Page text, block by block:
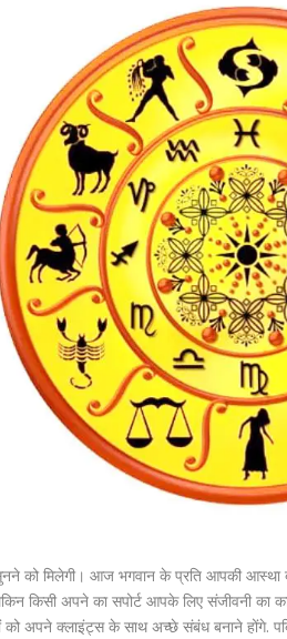
को मिलेगी। आज भगवान के प्रति आपकी आस्था
किसी अपने का सपोर्ट आपके लिए संजीवनी का
अपने क्लाइंट्स के साथ अच्छे संबंध बनाने होंगे.